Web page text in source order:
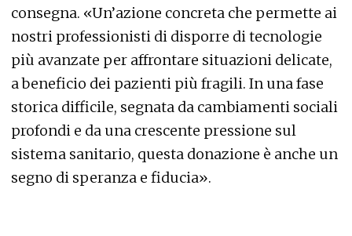
consegna. «Un’azione concreta che permette ai
nostri professionisti di disporre di tecnologie
più avanzate per affrontare situazioni delicate,
a beneficio dei pazienti più fragili. In una fase
storica difficile, segnata da cambiamenti sociali
profondi e da una crescente pressione sul
sistema sanitario, questa donazione è anche un
segno di speranza e fiducia».